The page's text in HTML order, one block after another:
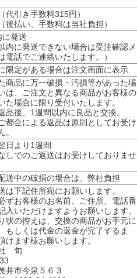
代引き手数料315円）
後払い、手数料は当社負担）
に発送
内に発送できない場合は受注確認メ
電話でご連絡いたします。）
限定がある場合は注文画面に表示
商品に万一破損・汚損等があった場
は、ご注文と異なる商品がお客様の
た場合に限り受付いたします。
品後、1週間以内に良品と交換。
都合による返品は原則としてお受け
。
日より1週間
しでのご返送はお受けしておりませ
送中の破損の場合は、弊社負担
は下記住所宛にお願いします。
ずお客様のお名前、ご住所、電話番
入いただけますようお願いします。
状の控えは、交換の商品がお手元に
もしくは代金の返金が完了するま
けます様お願いします。
社 旬
井市今泉５６３